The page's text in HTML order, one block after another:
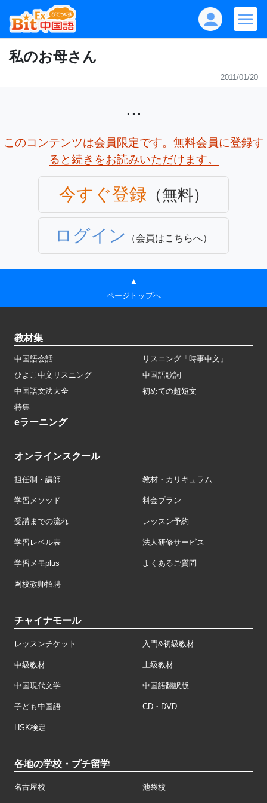
私のお母さん
2011/01/20
...
このコンテンツは会員限定です。無料会員に登録す
ると続きをお読みいただけます。
今すぐ登録 （無料）
ログイン （会員はこちらへ）
▲
ページトップへ
教材集
中国語会話
リスニング「時事中文」
ひよこ中文リスニング
中国語歌詞
中国語文法大全
初めての超短文
特集
eラーニング
オンラインスクール
担任制・講師 教材・カリキュラム
学習メソッド 料金プラン
受講までの流れ レッスン予約
学習レベル表 法人研修サービス
学習メモplus よくあるご質問
网校教师招聘
チャイナモール
レッスンチケット 入門&初級教材
中級教材 上級教材
中国現代文学 中国語翻訳版
子ども中国語 CD・DVD
HSK検定
各地の学校・プチ留学
名古屋校 池袋校